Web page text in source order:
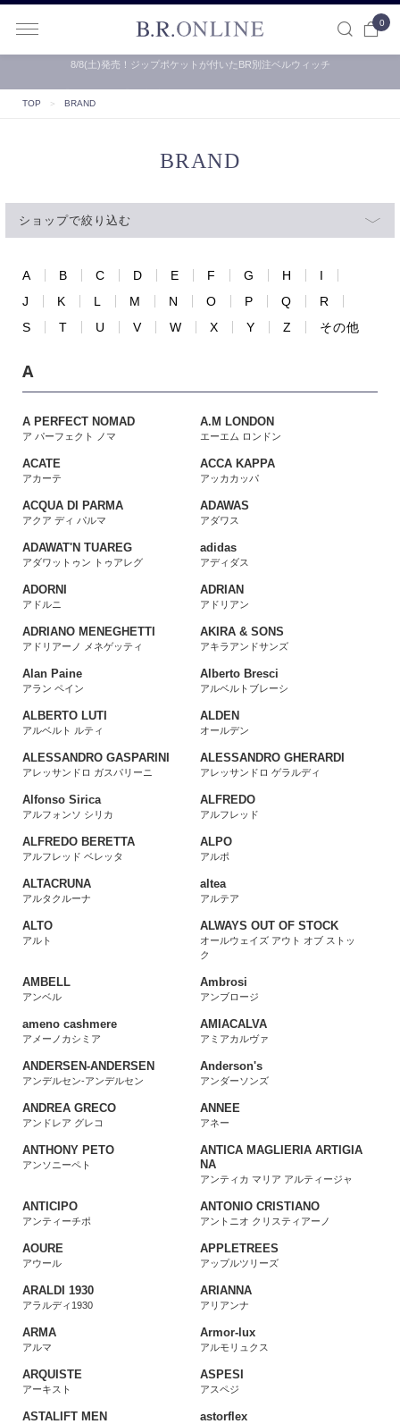
0
【B.R.ONLINE】一部店舗の夏期休業期間とお盆期間による配…
TOP ＞ BRAND
BRAND
ショップで絞り込む
A B C D E F G H
I
J
K L M N O P Q
R
S
T U V W X Y Z その他
A
A PERFECT NOMAD
ア パーフェクト ノマ
A.M LONDON
エーエム ロンドン
ACATE
アカーテ
ACCA KAPPA
アッカカッパ
ACQUA DI PARMA
アクア ディ パルマ
ADAWAS
アダワス
ADAWAT'N TUAREG
アダワットゥン トゥアレグ
adidas
アディダス
ADORNI
アドルニ
ADRIAN
アドリアン
ADRIANO MENEGHETTI
アドリアーノ メネゲッティ
AKIRA & SONS
アキラアンドサンズ
Alan Paine
アラン ペイン
Alberto Bresci
アルベルトブレーシ
ALBERTO LUTI
アルベルト ルティ
ALDEN
オールデン
ALESSANDRO GASPARINI
アレッサンドロ ガスパリーニ
ALESSANDRO GHERARDI
アレッサンドロ ゲラルディ
Alfonso Sirica
アルフォンソ シリカ
ALFREDO
アルフレッド
ALFREDO BERETTA
アルフレッド ベレッタ
ALPO
アルポ
ALTACRUNA
アルタクルーナ
altea
アルテア
ALTO
アルト
ALWAYS OUT OF STOCK
オールウェイズ アウト オブ ストッ
ク
AMBELL
アンベル
Ambrosi
アンブロージ
ameno cashmere
アメーノカシミア
AMIACALVA
アミアカルヴァ
ANDERSEN-ANDERSEN
アンデルセン-アンデルセン
Anderson's
アンダーソンズ
ANDREA GRECO
アンドレア グレコ
ANNEE
アネー
ANTHONY PETO
アンソニーペト
ANTICA MAGLIERIA ARTIGIA
NA
アンティカ マリア アルティージャ
ANTICIPO
アンティーチポ
ANTONIO CRISTIANO
アントニオ クリスティアーノ
AOURE
アウール
APPLETREES
アップルツリーズ
ARALDI 1930
アラルディ1930
ARIANNA
アリアンナ
ARMA
アルマ
Armor-lux
アルモリュクス
ARQUISTE
アーキスト
ASPESI
アスペジ
ASTALIFT MEN astorflex